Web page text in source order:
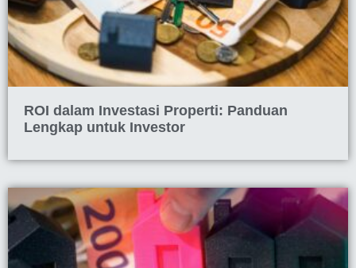
ROI dalam Investasi Properti: Panduan
Lengkap untuk Investor